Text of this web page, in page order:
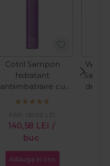
Cotril Sampon
hidratant
antiimbatraire cu
acid hialuronic
140,58 LEI /
buc
PRP: 150,00 LEI
Adauga in cos
Wella